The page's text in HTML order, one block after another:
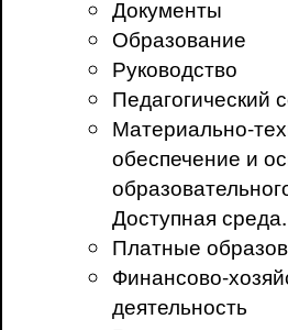
Документы
Образование
Руководство
Педагогический
Материально-
обеспечение и
Доступная среда.
Платные
Финансово-
деятельность